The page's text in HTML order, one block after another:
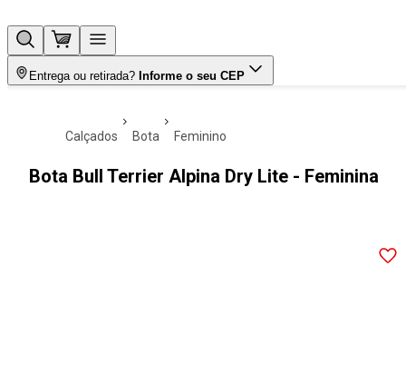
Entrega ou retirada? Informe o seu CEP
calçados bota feminino
Bota Bull Terrier Alpina Dry Lite - Feminina